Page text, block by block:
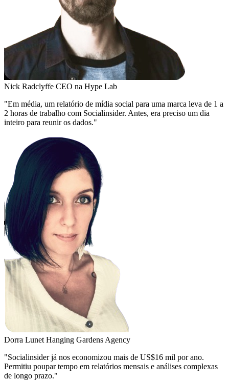
Nick Radclyffe CEO na Hype Lab
"Em média, um relatório de mídia social para uma marca leva de 1 a
2 horas de trabalho com Socialinsider. Antes, era preciso um dia
inteiro para reunir os dados."
Dorra Lunet Hanging Gardens Agency
"Socialinsider já nos economizou mais de US$16 mil por ano.
Permitiu poupar tempo em relatórios mensais e análises complexas
de longo prazo."